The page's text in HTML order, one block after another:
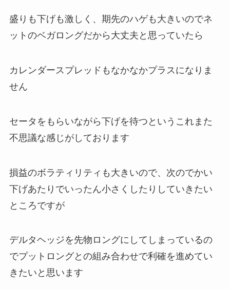
盛りも下げも激しく、期先のハゲも大きいのでネ
ットのベガロングだから大丈夫と思っていたら
カレンダースプレッドもなかなかプラスになりま
せん
セータをもらいながら下げを待つというこれまた
不思議な感じがしております
損益のボラティリティも大きいので、次のでかい
下げあたりでいったん小さくしたりしていきたい
ところですが
デルタヘッジを先物ロングにしてしまっているの
でプットロングとの組み合わせで利確を進めてい
きたいと思います